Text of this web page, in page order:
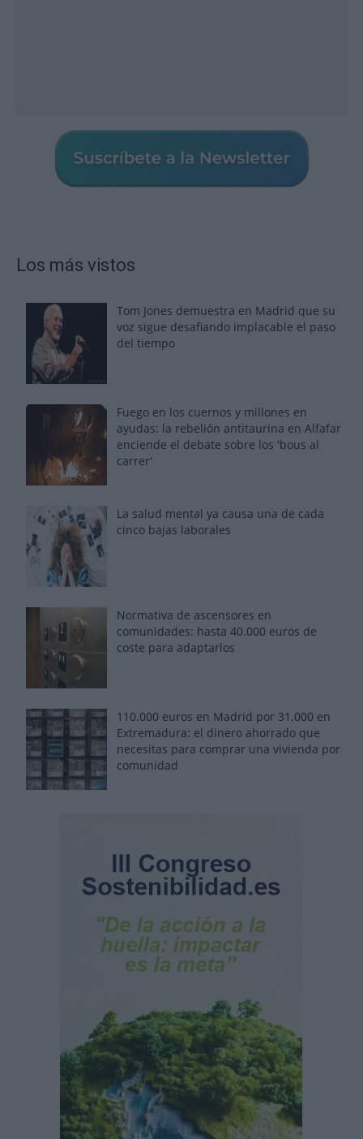
Los más vistos
Tom Jones demuestra en Madrid que su
voz sigue desafiando implacable el paso
del tiempo
Fuego en los cuernos y millones en
ayudas: la rebelión antitaurina en Alfafar
enciende el debate sobre los 'bous al
carrer'
La salud mental ya causa una de cada
cinco bajas laborales
Normativa de ascensores en
comunidades: hasta 40.000 euros de
coste para adaptarlos
110.000 euros en Madrid por 31.000 en
Extremadura: el dinero ahorrado que
necesitas para comprar una vivienda por
comunidad